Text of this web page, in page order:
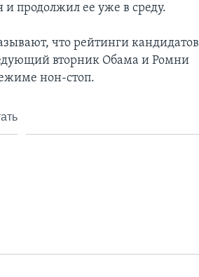
продолжил ее уже в среду.
что рейтинги кандидатов
вторник Обама и Ромни
нон-стоп.